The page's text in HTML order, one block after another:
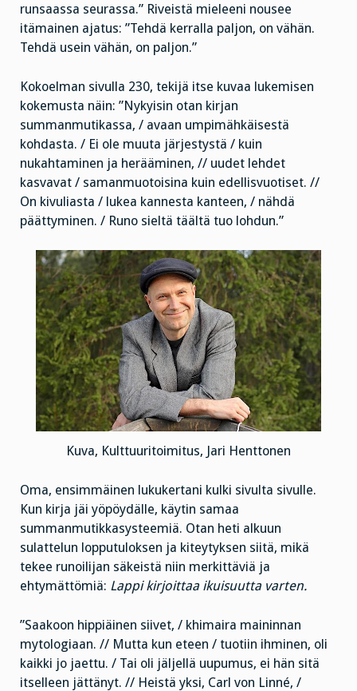
runsaassa seurassa.” Riveistä mieleeni nousee
itämainen ajatus: ”Tehdä kerralla paljon, on vähän.
Tehdä usein vähän, on paljon.”
Kokoelman sivulla 230, tekijä itse kuvaa lukemisen
kokemusta näin: ”Nykyisin otan kirjan
summanmutikassa, / avaan umpimähkäisestä
kohdasta. / Ei ole muuta järjestystä / kuin
nukahtaminen ja herääminen, // uudet lehdet
kasvavat / samanmuotoisina kuin edellisvuotiset. //
On kivuliasta / lukea kannesta kanteen, / nähdä
päättyminen. / Runo sieltä täältä tuo lohdun.”
Kuva, Kulttuuritoimitus, Jari Henttonen
Oma, ensimmäinen lukukertani kulki sivulta sivulle.
Kun kirja jäi yöpöydälle, käytin samaa
summanmutikkasysteemiä. Otan heti alkuun
sulattelun lopputuloksen ja kiteytyksen siitä, mikä
tekee runoilijan säkeistä niin merkittäviä ja
ehtymättömiä: Lappi kirjoittaa ikuisuutta varten.
”Saakoon hippiäinen siivet, / khimaira maininnan
mytologiaan. // Mutta kun eteen / tuotiin ihminen, oli
kaikki jo jaettu. / Tai oli jäljellä uupumus, ei hän sitä
itselleen jättänyt. // Heistä yksi, Carl von Linné, /